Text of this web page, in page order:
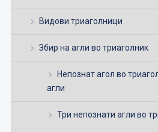
Видови триаголници
Збир на агли во триаголник
Непознат агол во
агли
Три непознати агли во